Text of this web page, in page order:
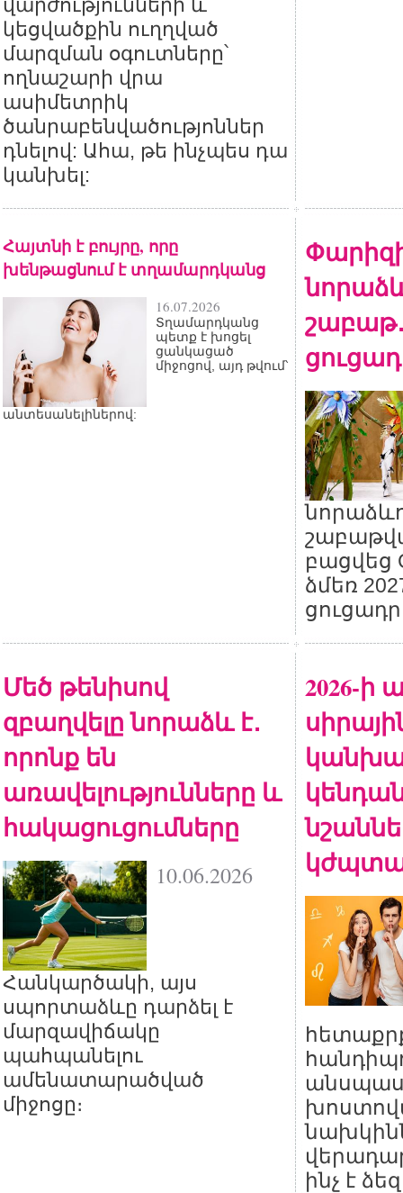
վարժությունների և
կեցվածքին ուղղված
մարզման օգուտները՝
ողնաշարի վրա
ասիմետրիկ
ծանրաբենվածությոններ
դնելով: Ահա, թե ինչպես դա
կանխել:
Հայտնի է բույրը, որը
խենթացնում է տղամարդկանց
16.07.2026
Տղամարդկանց
պետք է խոցել
ցանկացած
միջոցով, այդ թվում՝
անտեսանելիներով:
շաբաթ․
բացվեց
ձմեռ
Մեծ թենիսով
զբաղվելը նորաձև է․
որոնք են
առավելությունները և
հակացուցումները
10.06.2026
Հանկարծակի, այս
սպորտաձևը դարձել է
մարզավիճակը
պահպանելու
ամենատարածված
միջոցը։
2026-ի
ինչ է